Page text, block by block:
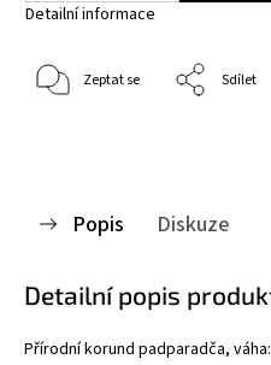
Detailní informace
Zeptat se Sdílet
Popis Diskuze
Detailní popis
Přírodní korund padparadča,